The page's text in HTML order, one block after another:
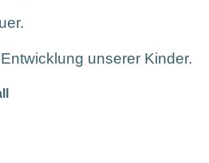
unserer Kinder.